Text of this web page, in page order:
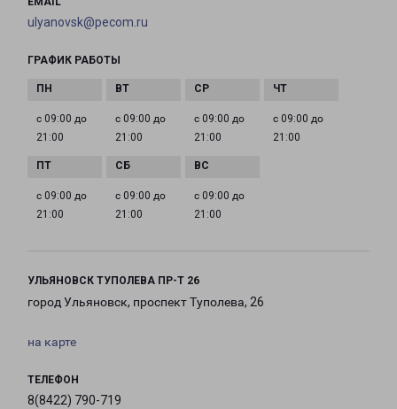
ulyanovsk@pecom.ru
ГРАФИК РАБОТЫ
с 09:00 до
21:00
с 09:00 до
21:00
с 09:00 до
21:00
с 09:00 до
21:00
с 09:00 до
21:00
с 09:00 до
21:00
с 09:00 до
21:00
УЛЬЯНОВСК ТУПОЛЕВА ПР-Т 26
город Ульяновск, проспект Туполева, 26
на карте
ТЕЛЕФОН
8(8422) 790-719